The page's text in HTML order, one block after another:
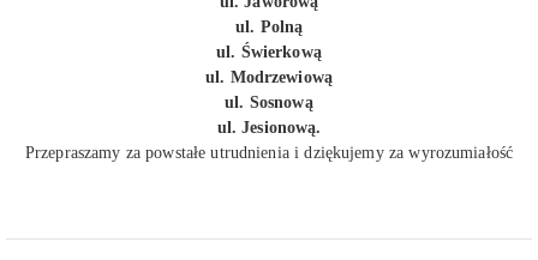
ul. Polną
ul. Świerkową
ul. Modrzewiową
ul. Sosnową
ul. Jesionową.
Przepraszamy za powstałe utrudnienia i dziękujemy za wyrozumiałość